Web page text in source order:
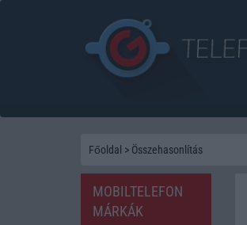
Főoldal > Összehasonlítás
MOBILTELEFON
MÁRKÁK